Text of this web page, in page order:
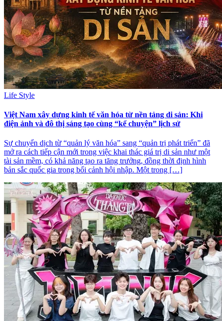
Life Style
Việt Nam xây dựng kinh tế văn hóa từ nền tảng di sản: Khi
điện ảnh và đô thị sáng tạo cùng “kể chuyện” lịch sử
Sự chuyển dịch từ “quản lý văn hóa” sang “quản trị phát triển” đã
mở ra cách tiếp cận mới trong việc khai thác giá trị di sản như một
tài sản mềm, có khả năng tạo ra tăng trưởng, đồng thời định hình
bản sắc quốc gia trong bối cảnh hội nhập. Một trong […]